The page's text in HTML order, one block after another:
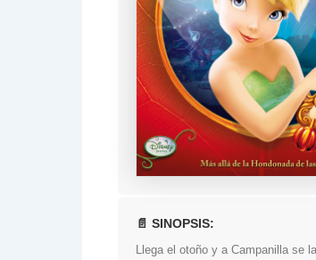
📄 SINOPSIS:
Llega el otoño y a Campanilla se